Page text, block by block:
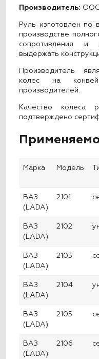
Производитель: ООО
Руль изготовлен по
производстве
сопротивления и
выдержать
Производитель
колес на
производителей.
Качество колеса
подтверждено
Марка Модель
ВАЗ
(LADA)
2101
ВАЗ
(LADA)
2102
ВАЗ
(LADA)
2103
ВАЗ
(LADA)
2104
ВАЗ
(LADA)
2105
ВАЗ
(LADA)
2106